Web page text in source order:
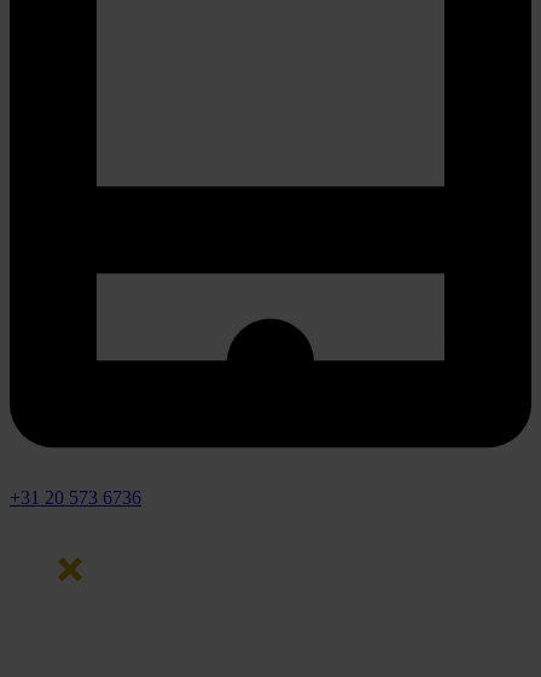
+31 20 573 6736